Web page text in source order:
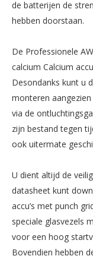
de batterijen de
hebben doorstaan.
De Professionele
calcium Calcium
Desondanks kunt u
monteren
via de
zijn bestand tegen
ook uitermate
U dient altijd de
datasheet kunt
accu’s met punch
speciale glasvezels
voor een hoog
Bovendien hebben